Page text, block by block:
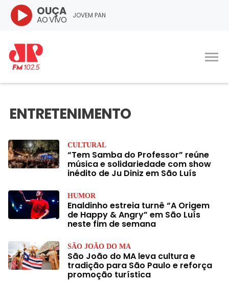
JOVEM PAN
OUÇA
AO VIVO
ENTRETENIMENTO
CULTURAL
“Tem Samba do Professor” reúne
música e solidariedade com show
inédito de Ju Diniz em São Luís
HUMOR
Enaldinho estreia turnê “A Origem
de Happy & Angry” em São Luís
neste fim de semana
SÃO JOÃO DO MA
São João do MA leva cultura e
tradição para São Paulo e reforça
promoção turística